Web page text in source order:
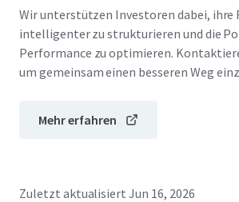
Wir unterstützen Investoren dabei, ihre
intelligenter zu strukturieren und die
Performance zu optimieren.
um gemeinsam einen besseren Weg
Mehr erfahren
Zuletzt aktualisiert Jun 16, 2026